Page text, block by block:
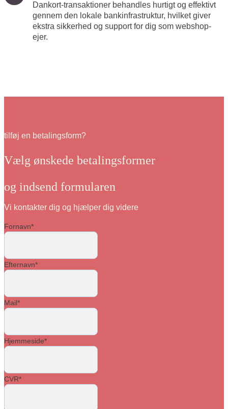
Dankort-transaktioner behandles hurtigt og effektivt
gennem den lokale bankinfrastruktur, hvilket giver
ekstra sikkerhed og support for dig som webshop-
ejer.
tilføj en betalingsform?
Vælg ønskede betalingsformer
og indsend formularen
Vi kontakter dig og hjælper dig videre
Fornavn*
Efternavn*
Mail*
Hjemmeside*
CVR*